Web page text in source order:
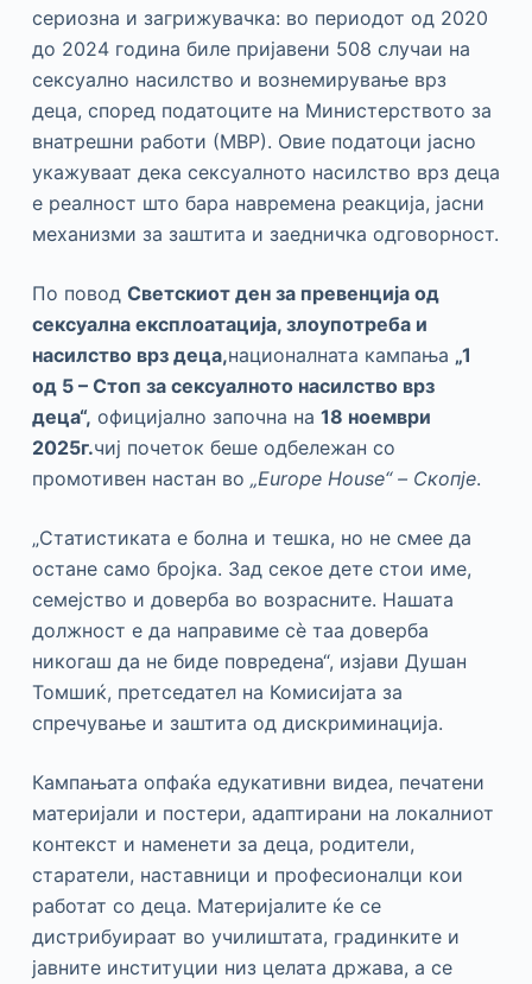
сериозна и загрижувачка: во периодот од 2020
до 2024 година биле пријавени 508 случаи на
сексуално насилство и вознемирување врз
деца, според податоците на Министерството за
внатрешни работи (МВР). Овие податоци јасно
укажуваат дека сексуалното насилство врз деца
е реалност што бара навремена реакција, јасни
механизми за заштита и заедничка одговорност.
По повод Светскиот ден за превенција од
сексуална експлоатација, злоупотреба и
насилство врз деца,националната кампања „1
од 5 – Стоп за сексуалното насилство врз
деца“, официјално започна на 18 ноември
2025г.чиј почеток беше одбележан со
промотивен настан во „Europe House“ – Скопје.
„Статистиката е болна и тешка, но не смее да
остане само бројка. Зад секое дете стои име,
семејство и доверба во возрасните. Нашата
должност е да направиме сè таа доверба
никогаш да не биде повредена“, изјави Душан
Томшиќ, претседател на Комисијата за
спречување и заштита од дискриминација.
Кампањата опфаќа едукативни видеа, печатени
материјали и постери, адаптирани на локалниот
контекст и наменети за деца, родители,
старатели, наставници и професионалци кои
работат со деца. Материјалите ќе се
дистрибуираат во училиштата, градинките и
јавните институции низ целата држава, а се